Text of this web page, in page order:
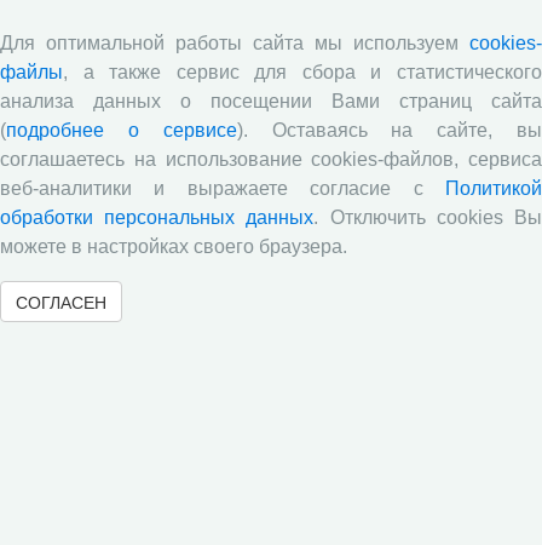
приняла участие в XIV Всероссийском съезде советов
молодых ученых и студенческих научных обществ (г.
Москва)
Все сообщения »
Объявления
Стартовал прием заявок на XI Всероссийский
конкурс научно-исследовательских работ студентов и
аспирантов!
Для оптимальной работы сайта мы используем cookies-
файлы, а также сервис для сбора и статистического
анализа данных о посещении Вами страниц сайта
(подробнее о сервисе). Оставаясь на сайте, вы
соглашаетесь на использование cookies-файлов, сервиса
веб-аналитики и выражаете согласие с
Политикой
обработки персональных данных. Отключить cookies Вы
можете в настройках своего браузера.
СОГЛАСЕН